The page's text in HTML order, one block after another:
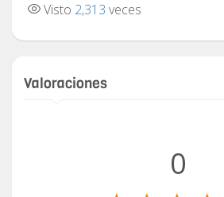
Visto 2,313 veces
Valoraciones
0